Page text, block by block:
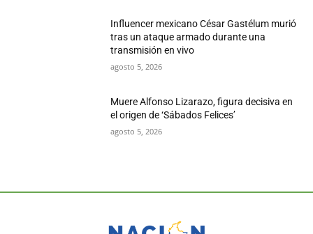
Influencer mexicano César Gastélum murió
tras un ataque armado durante una
transmisión en vivo
agosto 5, 2026
Muere Alfonso Lizarazo, figura decisiva en
el origen de ‘Sábados Felices’
agosto 5, 2026